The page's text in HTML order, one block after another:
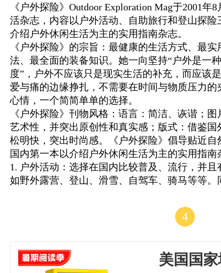
《户外探险》Outdoor Exploration Mag于2001
活杂志，内容以户外活动、自助旅行和登山探
介绍户外休闲生活为主的实用指南杂志。
《户外探险》的宗旨：最健康的生活方式、最
法、最全面的装备知识。她一向坚持“户外是一
度”，户外不应该只是现实生活的补充，而应该
爱与痛的边缘挣扎，不需要在时间与物质压力
心情，一个简简单单的选择。
《户外探险》刊物风格：语言：简洁、诙谐；
艺术性，并突出原创性和真实感；版式：借鉴
松明快，突出时尚感。《户外探险》倡导贴近
国内第一本以介绍户外休闲生活为主的实用指
1. 户外活动：选择在国内比较普及、流行，并
如野外露营、登山、滑雪、自驾车、骑马等等
4
美国国